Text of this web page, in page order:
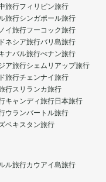
旅行フィリピン旅行
旅行シンガポール旅行
イ旅行フーコック旅行
ネシア旅行バリ島旅行
ナバル旅行ぺナン旅行
ア旅行シェムリアップ旅行
旅行チェンナイ旅行
行スリランカ旅行
キャンディ旅行日本旅行
ウランバートル旅行
ベキスタン旅行
ル旅行カウアイ島旅行